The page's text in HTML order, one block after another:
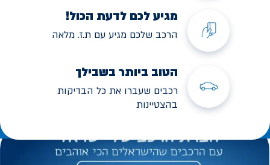
מגיע לכם לדעת הכול!
הרכב שלכם מגיע עם ת.ז. מלאה
הטוב ביותר בשבילך
רכבים שעברו את כל הבדיקות
בהצטיינות